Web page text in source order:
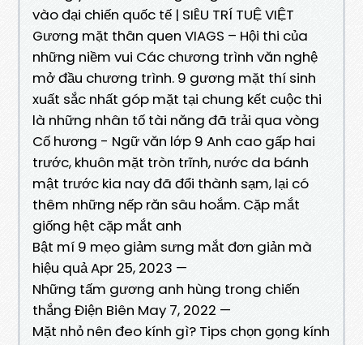
vào đại chiến quốc tế | SIÊU TRÍ TUỆ VIỆT
Gương mặt thân quen VIAGS – Hội thi của
những niềm vui Các chương trình văn nghệ
mở đầu chương trình. 9 gương mặt thí sinh
xuất sắc nhất góp mặt tại chung kết cuộc thi
là những nhân tố tài năng đã trải qua vòng
Cố hương - Ngữ văn lớp 9 Anh cao gấp hai
trước, khuôn mặt tròn trĩnh, nước da bánh
mật trước kia nay đã đổi thành sạm, lại có
thêm những nếp răn sâu hoắm. Cặp mắt
giống hệt cặp mắt anh
Bật mí 9 mẹo giảm sưng mắt đơn giản mà
hiệu quả Apr 25, 2023 —
Những tấm gương anh hùng trong chiến
thắng Điện Biên May 7, 2022 —
Mặt nhỏ nên đeo kính gì? Tips chọn gọng kính